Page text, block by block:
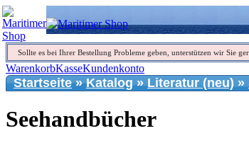
Sollte es bei Ihrer Bestellung Probleme geben, unterstützen wir Sie
WarenkorbKasseKundenkonto
Startseite»Katalog»Literatur (neu) »
Seehandbücher